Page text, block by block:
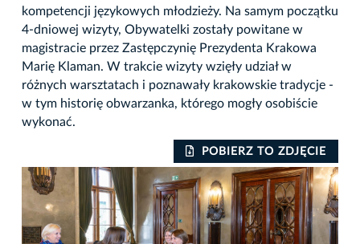
kompetencji językowych młodzieży. Na samym początku
4-dniowej wizyty, Obywatelki zostały powitane w
magistracie przez Zastępczynię Prezydenta Krakowa
Marię Klaman. W trakcie wizyty wzięły udział w
różnych warsztatach i poznawały krakowskie tradycje -
w tym historię obwarzanka, którego mogły osobiście
wykonać.
POBIERZ TO ZDJĘCIE